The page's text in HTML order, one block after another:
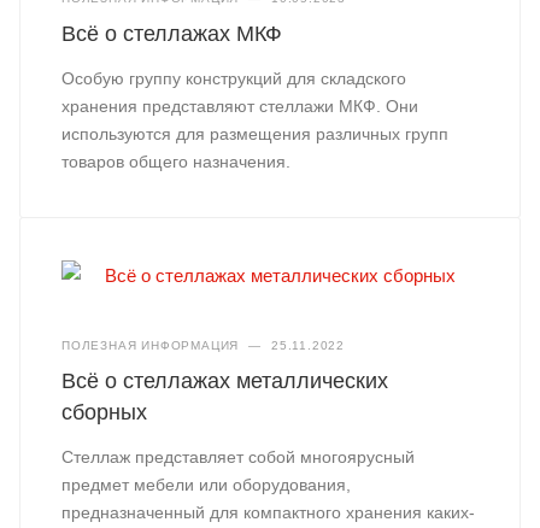
Всё о стеллажах МКФ
Особую группу конструкций для складского
хранения представляют стеллажи МКФ. Они
используются для размещения различных групп
товаров общего назначения.
ПОЛЕЗНАЯ ИНФОРМАЦИЯ — 25.11.2022
Всё о стеллажах металлических
сборных
Стеллаж представляет собой многоярусный
предмет мебели или оборудования,
предназначенный для компактного хранения каких-